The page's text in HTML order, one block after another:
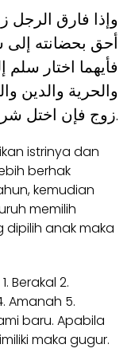
أحق بحضانته إلى
فأيهما اختار
والحرية والدين
زوج فإن اختل شرط منها سقطت.
istrinya dan
berhak
kemudian
memilih
anak maka
Berakal 2.
Amanah 5.
baru. Apabila
maka gugur.